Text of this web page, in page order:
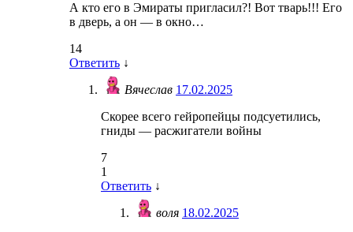
А кто его в Эмираты пригласил?! Вот тварь!!! Его
в дверь, а он — в окно…
14
Ответить ↓
Вячеслав 17.02.2025
Скорее всего гейропейцы подсуетились,
гниды — расжигатели войны
7
1
Ответить ↓
воля 18.02.2025